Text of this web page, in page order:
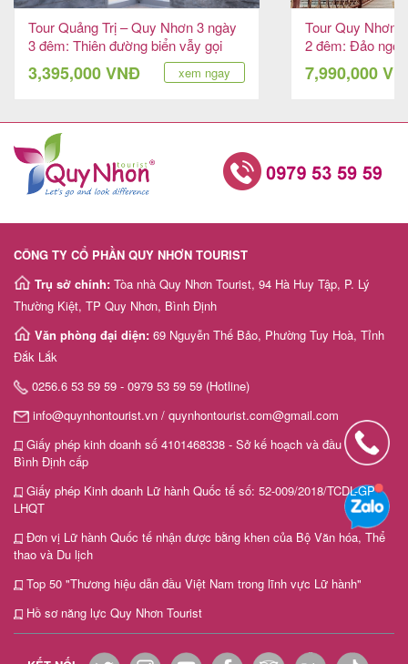
Tour Quảng Trị – Quy Nhơn 3 ngày
3 đêm: Thiên đường biển vẫy gọi
3,395,000 VNĐ xem ngay
Tour Quy Nhơn
2 đêm: Đảo
7,990,000
CÔNG TY CỔ PHẦN QUY NHƠN TOURIST
Trụ sở chính: Tòa nhà Quy Nhơn Tourist, 94 Hà Huy Tập, P. Lý
Thường Kiệt, TP Quy Nhơn, Bình Định
Văn phòng đại diện: 69 Nguyễn Thế Bảo, Phường Tuy Hoà, Tỉnh
Đắk Lắk
0256.6 53 59 59 - 0979 53 59 59 (Hotline)
info@quynhontourist.vn / quynhontourist.com@gmail.com
Giấy phép kinh doanh số 4101468338 - Sở kế hoạch và đầu tư tỉnh
Bình Định cấp
Giấy phép Kinh doanh Lữ hành Quốc tế số: 52-009/2018/TCDL-GP
LHQT
Đơn vị Lữ hành Quốc tế nhận được bằng khen của Bộ Văn hóa, Thể
thao và Du lịch
Top 50 "Thương hiệu dẫn đầu Việt Nam trong lĩnh vực Lữ hành"
Hồ sơ năng lực Quy Nhơn Tourist